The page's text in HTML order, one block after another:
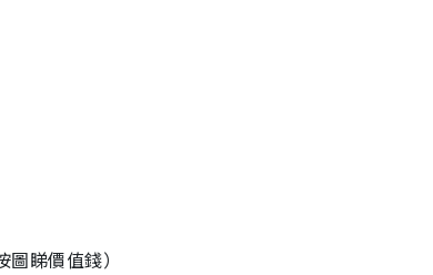
睇價值錢）